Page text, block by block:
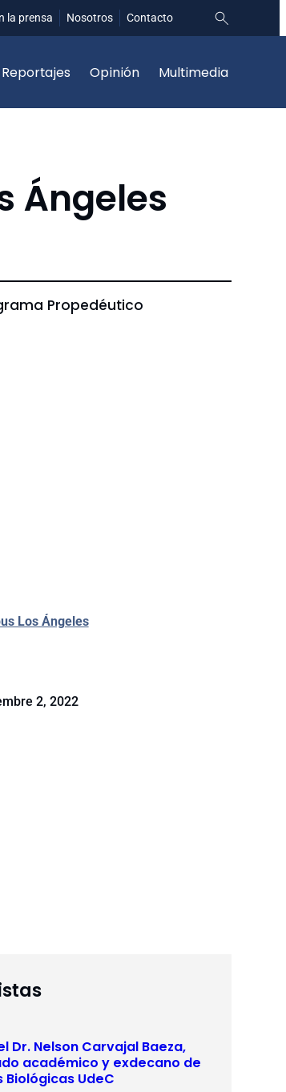
la prensa Nosotros Contacto
Reportajes Opinión Multimedia
Ángeles
Propedéutico
Los Ángeles
2, 2022
Dr. Nelson Carvajal Baeza,
académico y exdecano de
Biológicas UdeC